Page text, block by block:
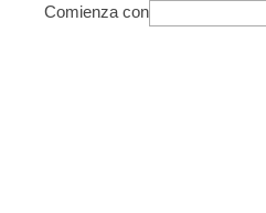
Comienza con